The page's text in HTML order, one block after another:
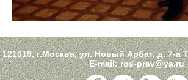
121019, г.Москва, ул. Новый Арбат, д. 7-а
E-mail:ros-prav@ya.ru